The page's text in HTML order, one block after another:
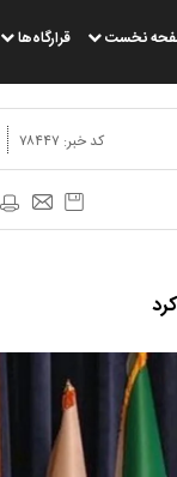
نخست قرارگاه‌ها
کد خبر: ۷۸۴۴۷